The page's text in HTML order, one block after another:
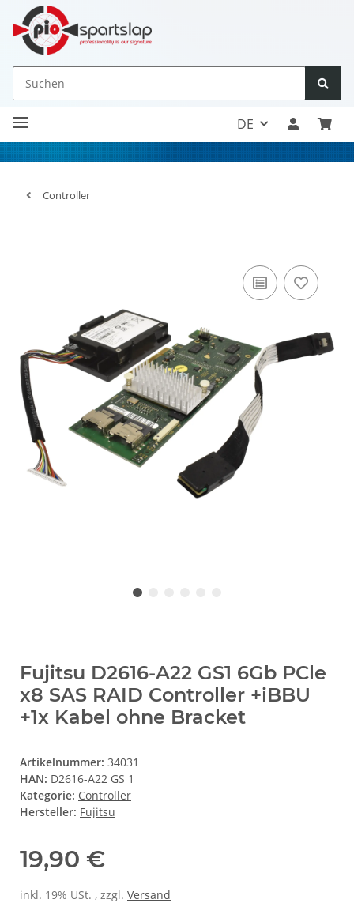
DE
Controller
Fujitsu D2616-A22 GS1 6Gb PCle
x8 SAS RAID Controller +iBBU
+1x Kabel ohne Bracket
Artikelnummer: 34031
HAN: D2616-A22 GS 1
Kategorie: Controller
Hersteller: Fujitsu
19,90 €
inkl. 19% USt. , zzgl. Versand